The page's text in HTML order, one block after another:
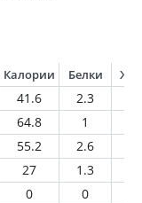
Калории Белки
41.6 2.3
64.8 1
55.2 2.6
27 1.3
0 0